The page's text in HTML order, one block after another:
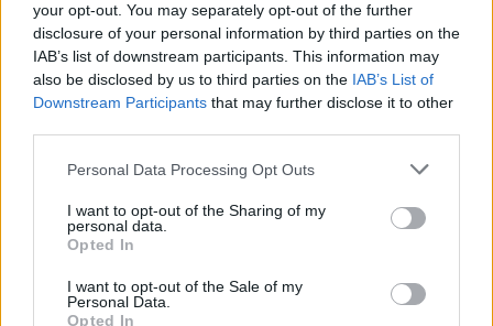
your opt-out. You may separately opt-out of the further
disclosure of your personal information by third parties on the
IAB’s list of downstream participants. This information may
also be disclosed by us to third parties on the IAB’s List of
Downstream Participants that may further disclose it to other
Personal Data Processing Opt Outs
I want to opt-out of the Sharing of my
personal data.
Opted In
I want to opt-out of the Sale of my
Personal Data.
Opted In